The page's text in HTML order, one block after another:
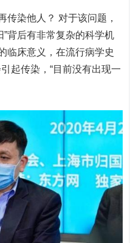
染他人？ 对于该问题，
背后有非常复杂的科学机
临床意义，在流行病学史
起传染，“目前没有出现一